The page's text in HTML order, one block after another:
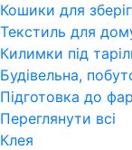
Кошики для
Текстиль для
Килимки під
Будівельна,
Підготовка до
Переглянути всi
Клея